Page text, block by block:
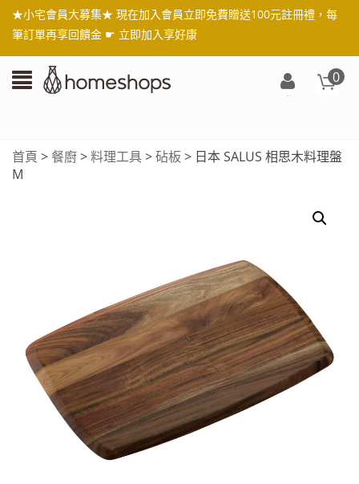
★小宅會員大募集★ 現在加入會員立即免費贈送100元註冊禮，每
筆訂單再享回饋金 ☛ 立即加入享好康
0
冊
首頁 > 餐廚>料理工具>砧板 > 日本 SALUS 相思木料理盤
M